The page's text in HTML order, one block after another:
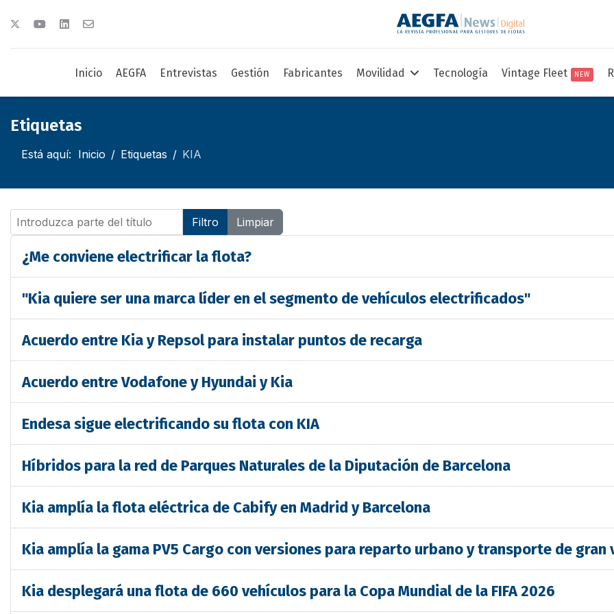
Inicio AEGFA Entrevistas Gestión Fabricantes Movilidad Tecnología Vintage Fleet NEW
Etiquetas
Está aquí: Inicio Etiquetas KIA
Introduzca parte del título Filtro Limpiar
¿Me conviene electrificar la flota?
"Kia quiere ser una marca líder en el segmento de vehículos electrificados"
Acuerdo entre Kia y Repsol para instalar puntos de recarga
Acuerdo entre Vodafone y Hyundai y Kia
Endesa sigue electrificando su flota con KIA
Híbridos para la red de Parques Naturales de la Diputación de Barcelona
Kia amplía la flota eléctrica de Cabify en Madrid y Barcelona
Kia amplía la gama PV5 Cargo con versiones para reparto urbano y transporte de gran
Kia desplegará una flota de 660 vehículos para la Copa Mundial de la FIFA 2026